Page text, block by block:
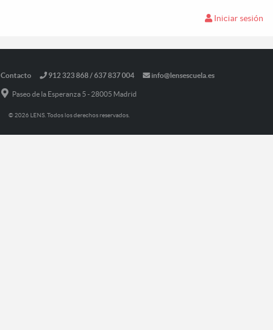
Iniciar sesión
Contacto 912 323 868 / 637 837 004 info@lensescuela.es
Paseo de la Esperanza 5 - 28005 Madrid
© 2026 LENS. Todos los derechos reservados.